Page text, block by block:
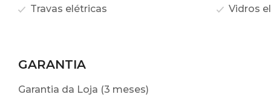
Travas elétricas
Vidros
GARANTIA
Garantia da Loja (3 meses)